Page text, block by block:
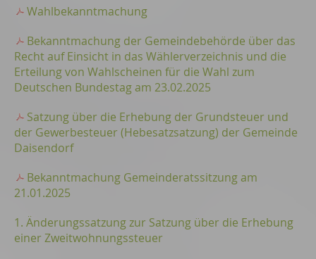
Wahlbekanntmachung
Bekanntmachung der Gemeindebehörde über das
Recht auf Einsicht in das Wählerverzeichnis und die
Erteilung von Wahlscheinen für die Wahl zum
Deutschen Bundestag am 23.02.2025
Satzung über die Erhebung der Grundsteuer und
der Gewerbesteuer (Hebesatzsatzung) der Gemeinde
Daisendorf
Bekanntmachung Gemeinderatssitzung am
21.01.2025
1. Änderungssatzung zur Satzung über die Erhebung
einer Zweitwohnungssteuer